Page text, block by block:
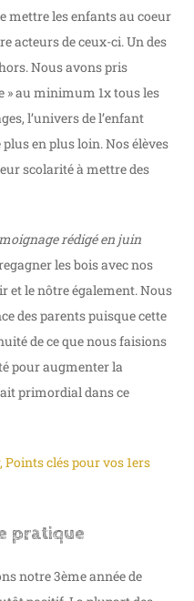
mettre les enfants au coeur
acteurs de ceux-ci. Un des
Nous avons pris
» au minimum 1x tous les
l’univers de l’enfant
en plus loin. Nos élèves
scolarité à mettre des
rédigé en juin
les bois avec nos
et le nôtre également. Nous
des parents puisque cette
de ce que nous faisions
pour augmenter la
primordial dans ce
Points clés pour vos 1ers
pratique
notre 3ème année de